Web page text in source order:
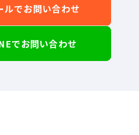
ルでお問い合わせ
でお問い合わせ